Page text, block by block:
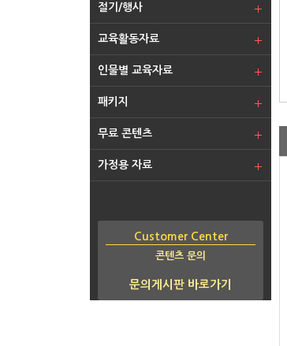
절기/행사
교육활동자료
인물별 교육자료
패키지
무료 콘텐츠
가정용 자료
Customer Center
콘텐츠 문의
문의게시판 바로가기